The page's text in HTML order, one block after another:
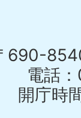
690-
電話
開庁時